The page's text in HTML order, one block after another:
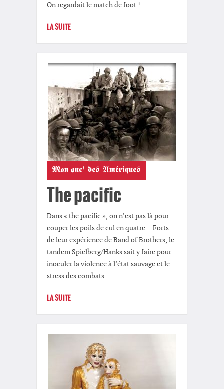
On regardait le match de foot !
LA SUITE
Mon onc' des Amériques
The pacific
Dans « the pacific », on n’est pas là pour
couper les poils de cul en quatre… Forts
de leur expérience de Band of Brothers, le
tandem Spielberg/Hanks sait y faire pour
inoculer la violence à l’état sauvage et le
stress des combats…
LA SUITE